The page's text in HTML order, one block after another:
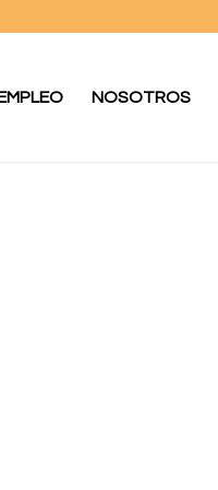
NOSOTROS